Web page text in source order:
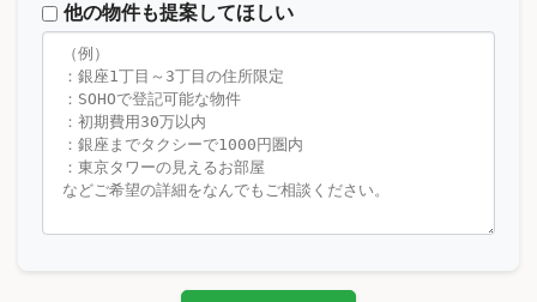
他の物件も提案してほしい